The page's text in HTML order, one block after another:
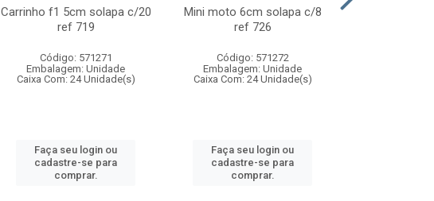
Carrinho f1 5cm solapa c/20
ref 719
Código: 571271
Embalagem: Unidade
Caixa Com: 24 Unidade(s)
Faça seu login ou
cadastre-se para
comprar.
Mini moto 6cm solapa c/8
ref 726
Código: 571272
Embalagem: Unidade
Caixa Com: 24 Unidade(s)
Faça seu login ou
cadastre-se para
comprar.